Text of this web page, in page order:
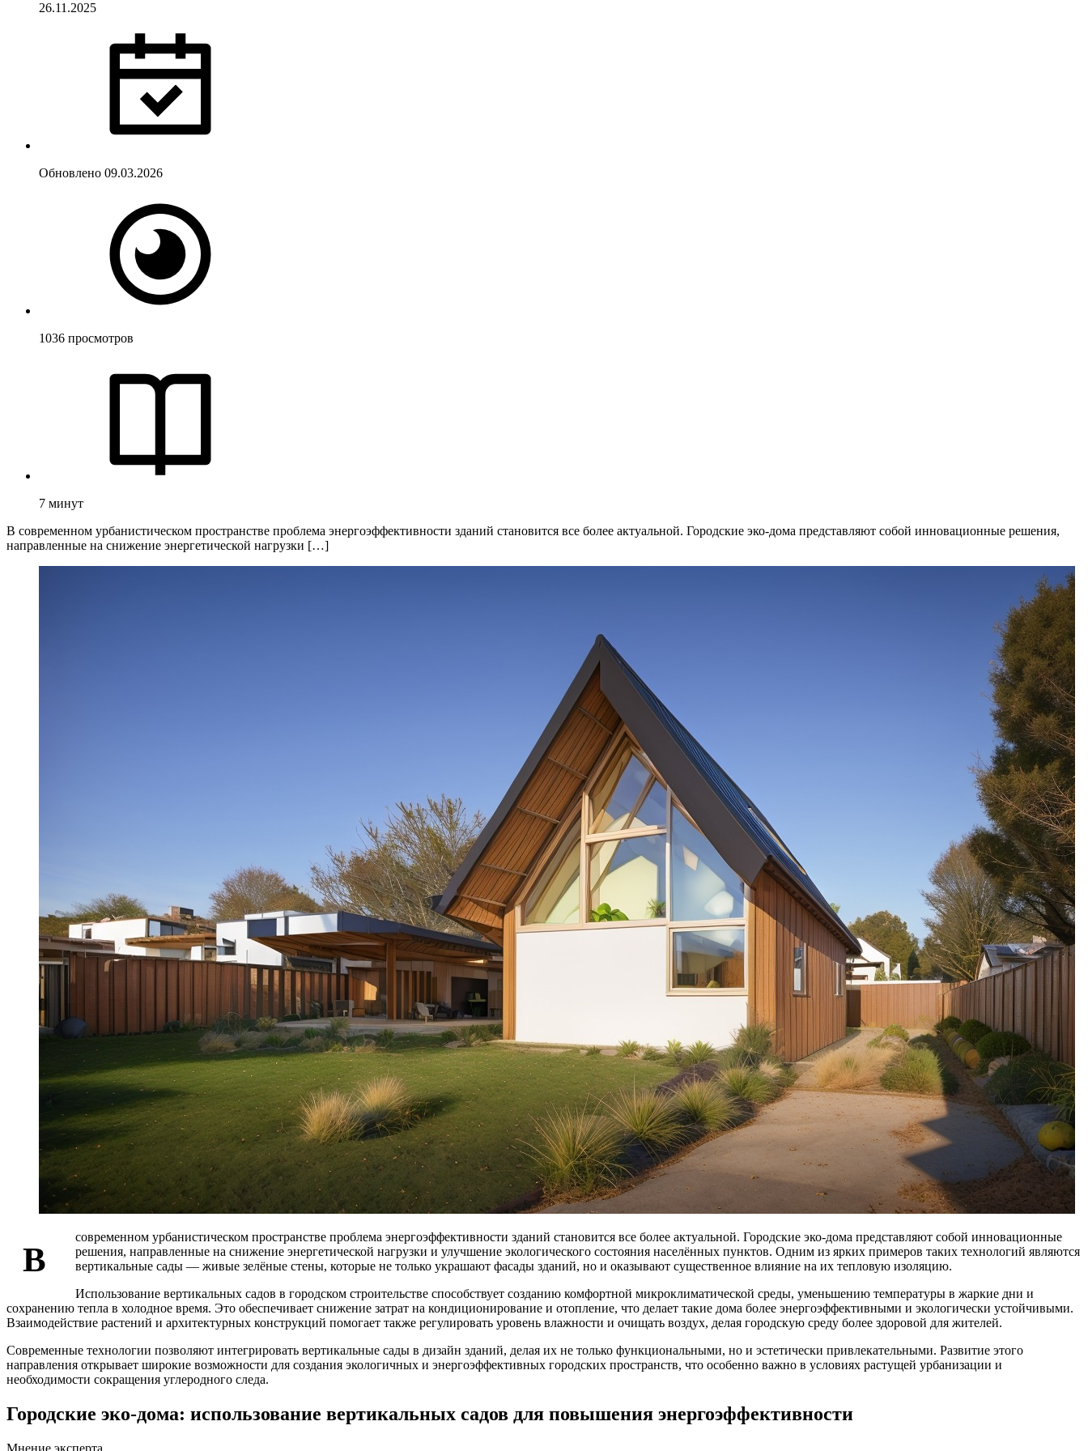
26.11.2025
Обновлено 09.03.2026
1036 просмотров
7 минут
В современном урбанистическом пространстве проблема энергоэффективности зданий становится все более актуальной. Городские эко-дома представляют собой инновационные решения,
направленные на снижение энергетической нагрузки […]
В
современном урбанистическом пространстве проблема энергоэффективности зданий становится все более актуальной. Городские эко-дома представляют собой инновационные
решения, направленные на снижение энергетической нагрузки и улучшение экологического состояния населённых пунктов. Одним из ярких примеров таких технологий являются
вертикальные сады — живые зелёные стены, которые не только украшают фасады зданий, но и оказывают существенное влияние на их тепловую изоляцию.
Использование вертикальных садов в городском строительстве способствует созданию комфортной микроклиматической среды, уменьшению температуры в жаркие дни и
сохранению тепла в холодное время. Это обеспечивает снижение затрат на кондиционирование и отопление, что делает такие дома более энергоэффективными и экологически устойчивыми.
Взаимодействие растений и архитектурных конструкций помогает также регулировать уровень влажности и очищать воздух, делая городскую среду более здоровой для жителей.
Современные технологии позволяют интегрировать вертикальные сады в дизайн зданий, делая их не только функциональными, но и эстетически привлекательными. Развитие этого
направления открывает широкие возможности для создания экологичных и энергоэффективных городских пространств, что особенно важно в условиях растущей урбанизации и
необходимости сокращения углеродного следа.
Городские эко-дома: использование вертикальных садов для повышения энергоэффективности
Мнение эксперта